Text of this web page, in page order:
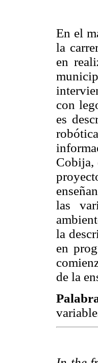
En el
la
en
con
es
Cobija,
las
la
en
de la